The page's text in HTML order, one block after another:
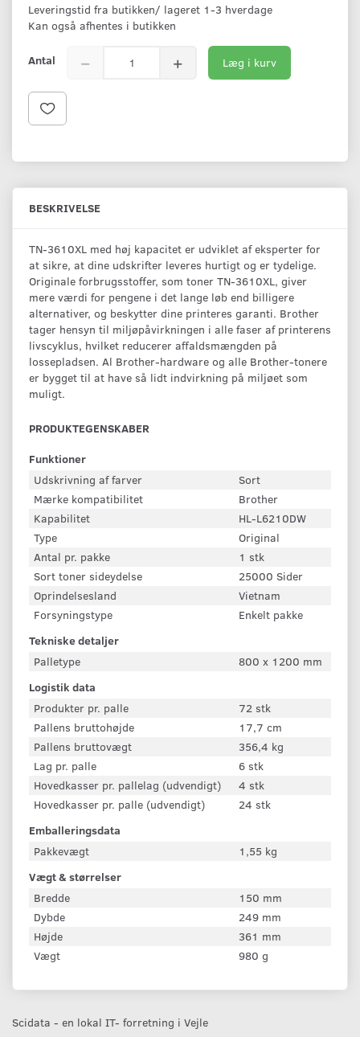
Leveringstid fra butikken/ lageret 1-3 hverdage
Kan også afhentes i butikken
Antal Læg i kurv
BESKRIVELSE
TN-3610XL med høj kapacitet er udviklet af eksperter for
at sikre, at dine udskrifter leveres hurtigt og er tydelige.
Originale forbrugsstoffer, som toner TN-3610XL, giver
mere værdi for pengene i det lange løb end billigere
alternativer, og beskytter dine printeres garanti. Brother
tager hensyn til miljøpåvirkningen i alle faser af printerens
livscyklus, hvilket reducerer affaldsmængden på
lossepladsen. Al Brother-hardware og alle Brother-tonere
er bygget til at have så lidt indvirkning på miljøet som
muligt.
PRODUKTEGENSKABER
Funktioner
Udskrivning af farver
Sort
Mærke kompatibilitet
Brother
Kapabilitet
HL-L6210DW
Type
Original
Antal pr. pakke
1 stk
Sort toner sideydelse
25000 Sider
Oprindelsesland
Vietnam
Forsyningstype
Enkelt pakke
Tekniske detaljer
Palletype
800 x 1200 mm
Logistik data
Produkter pr. palle
72 stk
Pallens bruttohøjde
17,7 cm
Pallens bruttovægt
356,4 kg
Lag pr. palle
6 stk
Hovedkasser pr. pallelag (udvendigt)
4 stk
Hovedkasser pr. palle (udvendigt)
24 stk
Emballeringsdata
Pakkevægt
1,55 kg
Vægt & størrelser
Bredde
150 mm
Dybde
249 mm
Højde
361 mm
Vægt
980 g
Scidata - en lokal IT- forretning i Vejle